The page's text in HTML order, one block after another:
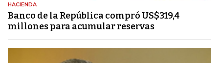
HACIENDA
Banco de la República compró US$319,4
millones para acumular reservas